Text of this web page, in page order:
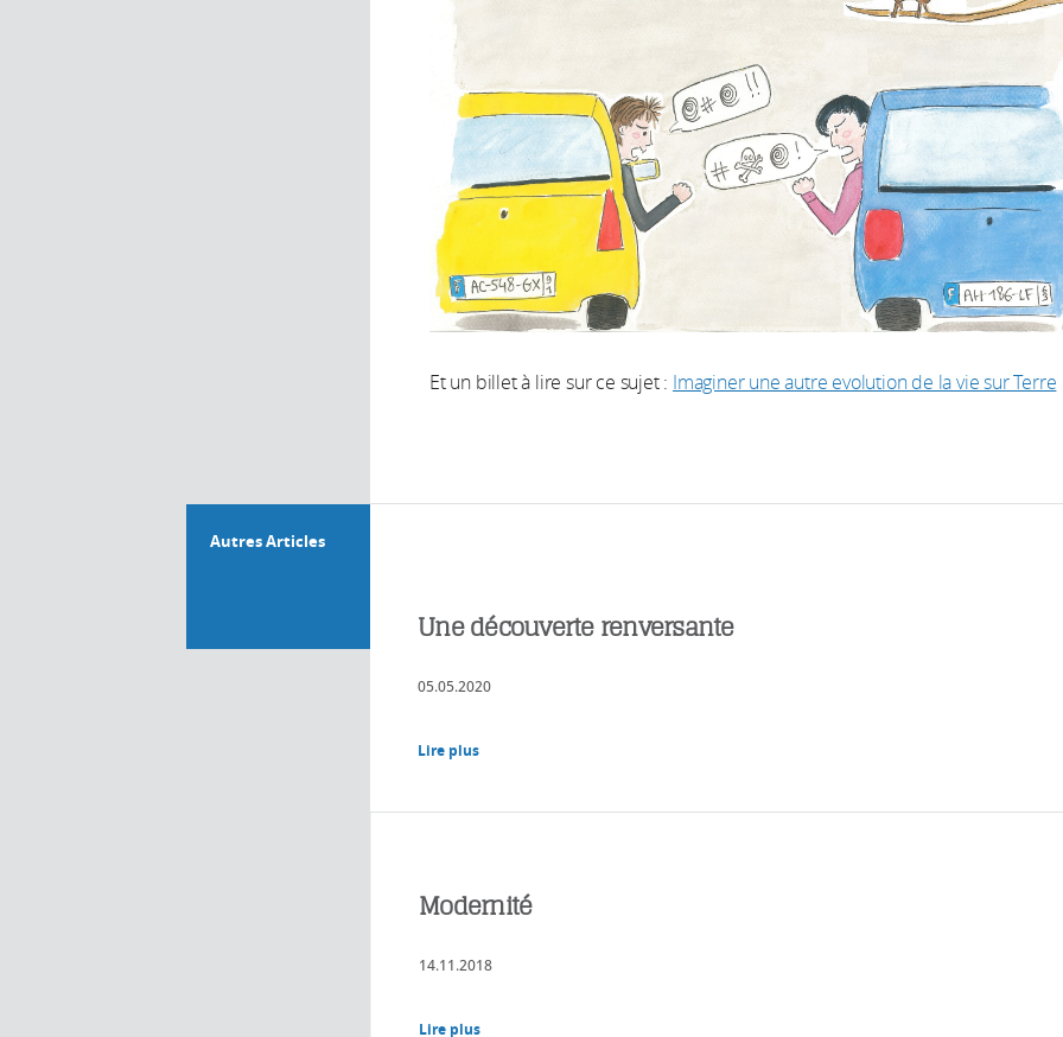
Et un billet à lire sur ce sujet : Imaginer une autre evolution de la vie sur Terre
Autres Articles
Une découverte renversante
05.05.2020
Lire plus
Modernité
14.11.2018
Lire plus